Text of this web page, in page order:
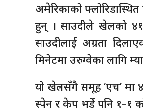
अमेरिकाको
हुन् । साउदीले खेलको
साउदीलाई अग्रता
मिनेटमा उरुग्वेका लागि
यो खेलसँगै समूह ‘एच’
स्पेन र केप भर्डे पनि १–१